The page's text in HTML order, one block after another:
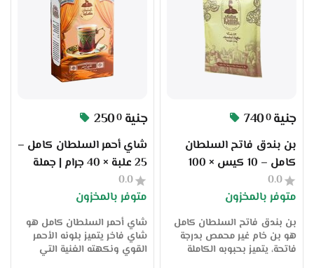
7400 جنية
بن بندق فاتح السلطان
كامل – 10 كيس × 100
جرام | جملة الجملة من
المصنع عبر سوق بلس
0.0
متوفر بالمخزون
بن بندق فاتح السلطان كامل
هو بن خام غير محمص بدرجة
فاتحة، يتميز بحبوبه الكاملة
2500 جنية
شاي أحمر السلطان كامل –
25 علبة × 40 جرام | جملة
الجملة من المصنع عبر
سوق بلس
0.0
متوفر بالمخزون
شاي أحمر السلطان كامل هو
شاي فاخر يتميز بلونه الأحمر
القوي ونكهته الغنية التي